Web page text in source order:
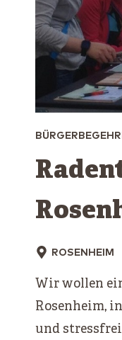
ROSENHEIM
Wir wollen
Rosenheim,
und